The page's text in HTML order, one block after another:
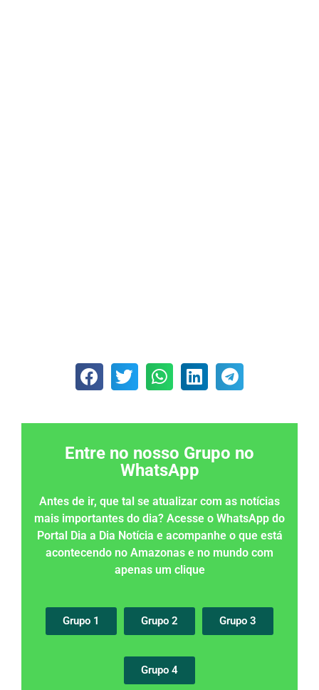
Entre no nosso Grupo no
WhatsApp
Antes de ir, que tal se atualizar com as notícias
mais importantes do dia? Acesse o WhatsApp do
Portal Dia a Dia Notícia e acompanhe o que está
acontecendo no Amazonas e no mundo com
apenas um clique
Grupo 1 Grupo 2 Grupo 3
Grupo 4